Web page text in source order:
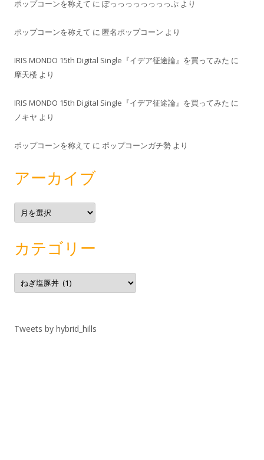
ポップコーンを称えて に ぽっっっっっっっっぷ より
ポップコーンを称えて に 匿名ポップコーン より
IRIS MONDO 15th Digital Single『イデア征途論』を買ってみた に
摩天楼 より
IRIS MONDO 15th Digital Single『イデア征途論』を買ってみた に
ノキヤ より
ポップコーンを称えて に ポップコーンガチ勢 より
アーカイブ
ア
ー
カ
カテゴリー
カ
テ
ゴ
Tweets by hybrid_hills